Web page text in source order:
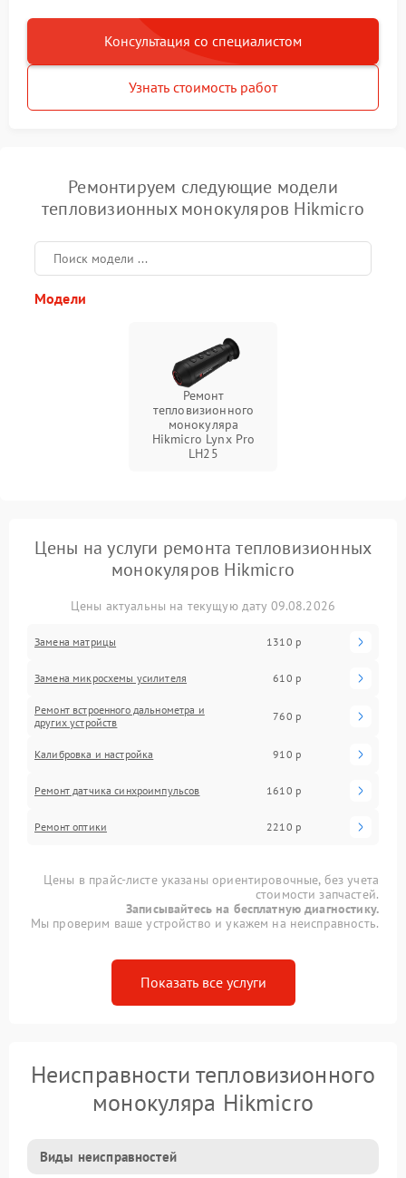
Консультация со специалистом
Узнать стоимость работ
Ремонтируем следующие модели
тепловизионных монокуляров Hikmicro
Модели
Ремонт
тепловизионного
монокуляра
Hikmicro Lynx Pro
LH25
Цены на услуги ремонта тепловизионных
монокуляров Hikmicro
Цены актуальны на текущую дату 09.08.2026
Замена матрицы 1310 р
Замена микросхемы усилителя 610 р
Ремонт встроенного дальнометра и
других устройств
760 р
Калибровка и настройка 910 р
Ремонт датчика синхроимпульсов 1610 р
Ремонт оптики 2210 р
Цены в прайс-листе указаны ориентировочные, без учета
стоимости запчастей.
Записывайтесь на бесплатную диагностику.
Мы проверим ваше устройство и укажем на неисправность.
Показать все услуги
Неисправности тепловизионного
монокуляра Hikmicro
Виды неисправностей